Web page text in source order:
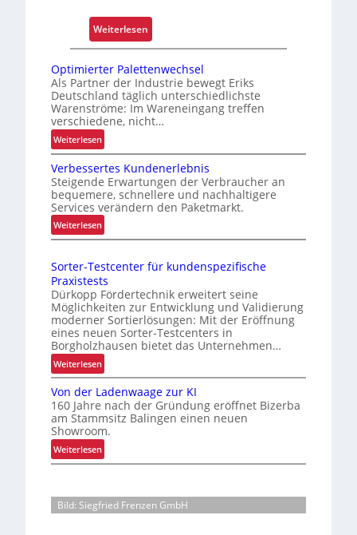
l
s
s
i
g
k
i
t
u
n
B
t
e
b
s
i
c
h
i
Weiterlesen
E
t
r
e
m
i
t
z
e
g
S
c
h
w
c
h
s
l
e
n
Optimierter Palettenwechsel
Als Partner der Industrie bewegt Eriks
Deutschland täglich unterschiedlichste
Warenströme: Im Wareneingang treffen
verschiedene, nicht…
Weiterlesen:
O
p
t
i
m
i
e
r
P
a
l
e
t
t
e
n
w
e
s
Verbessertes Kundenerlebnis
Steigende Erwartungen der Verbraucher an
bequemere, schnellere und nachhaltigere
Services verändern den Paketmarkt.
Weiterlesen:
V
r
b
e
s
s
e
t
e
s
K
u
n
d
n
e
Sorter-Testcenter für kundenspezifische
Praxistests
Dürkopp Fördertechnik erweitert seine
Möglichkeiten zur Entwicklung und Validierung
moderner Sortierlösungen: Mit der Eröffnung
eines neuen Sorter-Testcenters in
Borgholzhausen bietet das Unternehmen…
Weiterlesen:
S
o
r
t
e
r
-
e
s
Von der Ladenwaage zur KI
160 Jahre nach der Gründung eröffnet Bizerba
am Stammsitz Balingen einen neuen
Showroom.
Weiterlesen:
V
d
Bild: Siegfried Frenzen GmbH